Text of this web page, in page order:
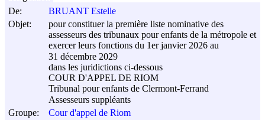
De:
BRUANT Estelle
Objet:
pour constituer la première liste nominative des
assesseurs des tribunaux pour enfants de la métropole et
exercer leurs fonctions du 1er janvier 2026 au
31 décembre 2029
dans les juridictions ci-dessous
COUR D'APPEL DE RIOM
Tribunal pour enfants de Clermont-Ferrand
Assesseurs suppléants
Groupe:
Cour d'appel de Riom